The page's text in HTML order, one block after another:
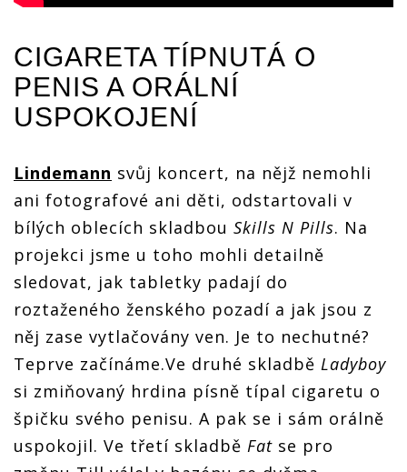
CIGARETA TÍPNUTÁ O
PENIS A ORÁLNÍ
USPOKOJENÍ
Lindemann svůj koncert, na nějž nemohli
ani fotografové ani děti, odstartovali v
bílých oblecích skladbou Skills N Pills. Na
projekci jsme u toho mohli detailně
sledovat, jak tabletky padají do
roztaženého ženského pozadí a jak jsou z
něj zase vytlačovány ven. Je to nechutné?
Teprve začínáme.Ve druhé skladbě Ladyboy
si zmiňovaný hrdina písně típal cigaretu o
špičku svého penisu. A pak se i sám orálně
uspokojil. Ve třetí skladbě Fat se pro